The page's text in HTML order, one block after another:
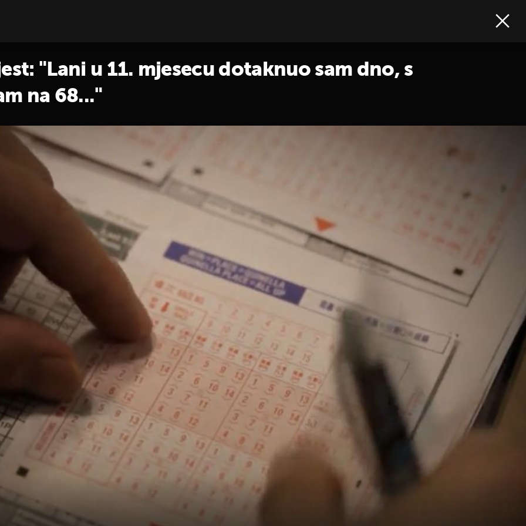
"Lani u 11. mjesecu dotaknuo sam dno, s
na 68..."
+ 1
Udomiteljica Mara odgojila je više od 40 djece: "Svako od
+
Policija ga zbog lažnih prijava prati kamo god da ode: "To